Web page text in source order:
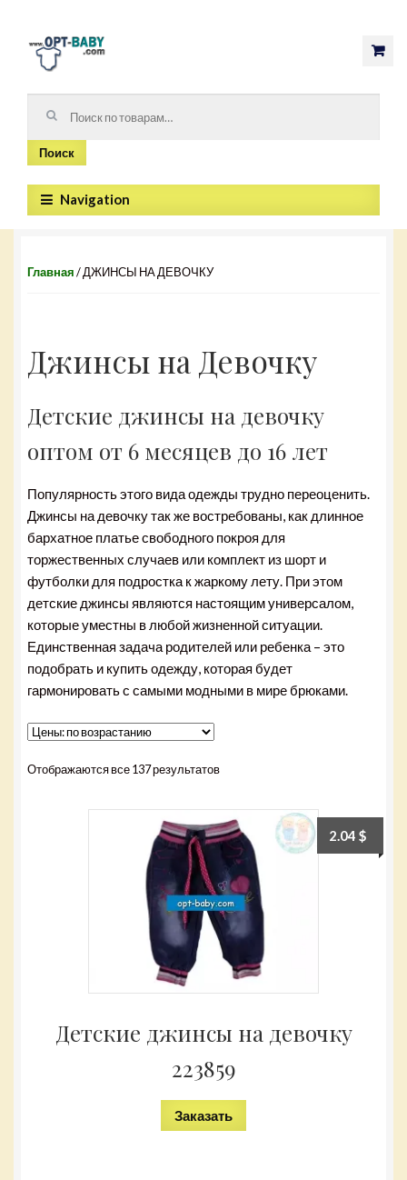
Skip to navigation
Skip to content
Поиск
Navigation
Главная/ ДЖИНСЫ НА ДЕВОЧКУ
Джинсы на Девочку
Детские джинсы на девочку
оптом от 6 месяцев до 16 лет
Популярность этого вида одежды трудно переоценить.
Джинсы на девочку так же востребованы, как длинное
бархатное платье свободного покроя для
торжественных случаев или комплект из шорт и
футболки для подростка к жаркому лету. При этом
детские джинсы являются настоящим универсалом,
которые уместны в любой жизненной ситуации.
Единственная задача родителей или ребенка – это
подобрать и купить одежду, которая будет
гармонировать с самыми модными в мире брюками.
Отображаются все 137 результатов
Детские джинсы на девочку
223859
2.04$
Заказать